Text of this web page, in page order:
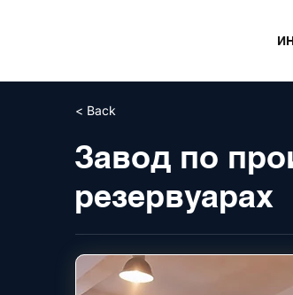
< Back
Завод по
резервуарах